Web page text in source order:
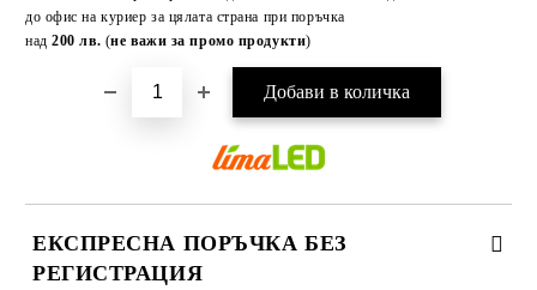
до офис на куриер за цялата страна при поръчка
над 200 лв. (не важи за промо продукти)
ЕКСПРЕСНА ПОРЪЧКА БЕЗ
РЕГИСТРАЦИЯ